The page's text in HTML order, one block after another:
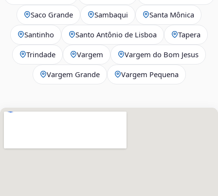
Saco Grande Sambaqui Santa Mônica
Santinho Santo Antônio de Lisboa Tapera
Trindade Vargem Vargem do Bom Jesus
Vargem Grande Vargem Pequena